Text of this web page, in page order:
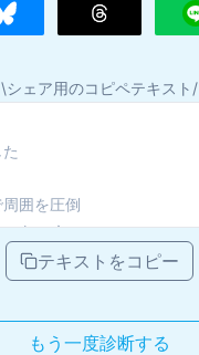
\シェア用のコピペテキスト/
テキストをコピー
もう一度診断する